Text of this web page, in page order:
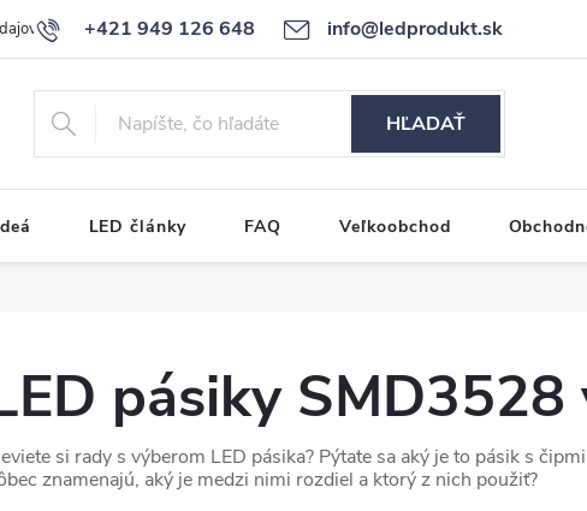
+421 949 126 648 info@ledprodukt.sk
Reklamačný poriadok
HĽADAŤ
LED články FAQ Veľkoobchod
pásiky
si rady s výberom LED pásika? Pýtate sa aký je to pásik s
znamenajú, aký je medzi nimi rozdiel a ktorý z nich použiť?